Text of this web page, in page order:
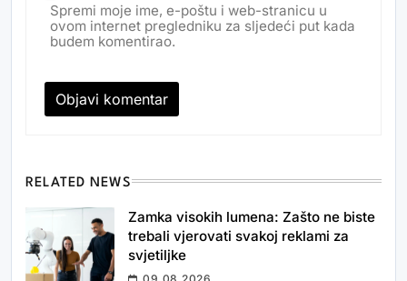
Spremi moje ime, e-poštu i web-stranicu u
ovom internet pregledniku za sljedeći put kada
budem komentirao.
RELATED NEWS
Zamka visokih lumena: Zašto ne biste
trebali vjerovati svakoj reklami za
svjetiljke